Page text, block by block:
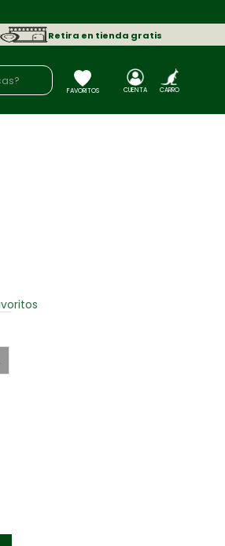
Retira en tienda gratis